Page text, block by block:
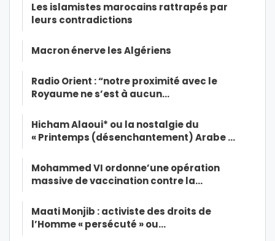
Les islamistes marocains rattrapés par
leurs contradictions
Macron énerve les Algériens
Radio Orient : “notre proximité avec le
Royaume ne s’est à aucun…
Hicham Alaoui* ou la nostalgie du
« Printemps (désenchantement) Arabe …
Mohammed VI ordonne’une opération
massive de vaccination contre la…
Maati Monjib : activiste des droits de
l’Homme « persécuté » ou…